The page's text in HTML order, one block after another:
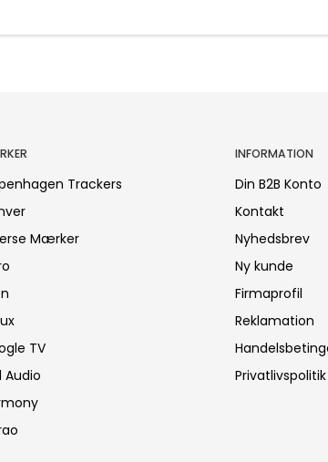
Trackers
Mærker
TV
Audio
INFORMATION
Din B2B Konto
Kontakt
Nyhedsbrev
Ny kunde
Firmaprofil
Reklamation